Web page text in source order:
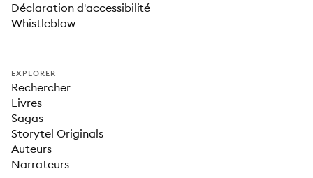
Déclaration d'accessibilité
Whistleblow
EXPLORER
Rechercher
Livres
Sagas
Storytel Originals
Auteurs
Narrateurs